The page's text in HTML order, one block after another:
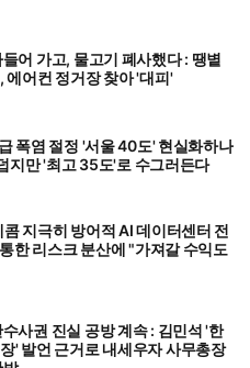
어 가고, 물고기 폐사했다 : 땡볕
에어컨 정거장 찾아 '대피'
폭염 절정 '서울 40도' 현실화하나
지만 '최고 35도'로 수그러든다
지극히 방어적 AI 데이터센터 전
한 리스크 분산에 "가져갈 수익도
사권 진실 공방 계속 : 김민석 '한
' 발언 근거로 내세우자 사무총장